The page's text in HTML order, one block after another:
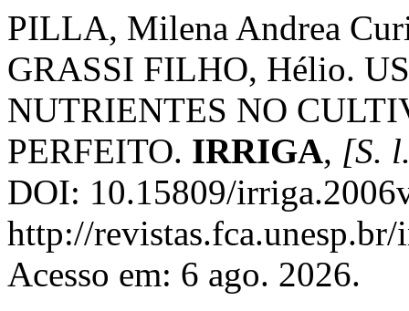
PILLA, Milena Andrea
GRASSI FILHO, Hélio.
NUTRIENTES NO
PERFEITO. IRRIGA, [S.
DOI: 10.15809/
http://
Acesso em: 6 ago. 2026.